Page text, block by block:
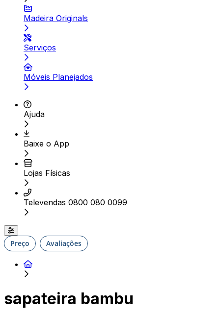
Madeira Originals
Serviços
Móveis Planejados
Ajuda
Baixe o App
Lojas Físicas
Televendas 0800 080 0099
Preço Avaliações
sapateira bambu